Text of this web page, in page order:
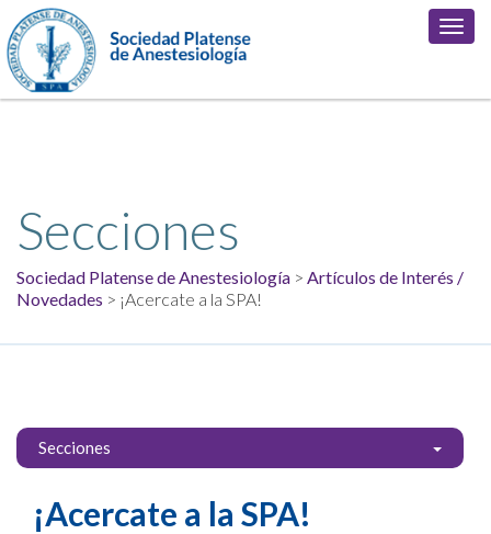
Contenido visible solo para socios. Por favor inicia sesión para ver el
contenido privado
">
Secciones
Sociedad Platense de Anestesiología > Artículos de Interés /
Novedades > ¡Acercate a la SPA!
Secciones
¡Acercate a la SPA!